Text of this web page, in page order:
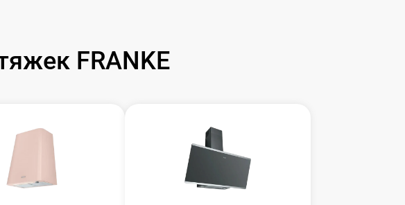
FRANKE